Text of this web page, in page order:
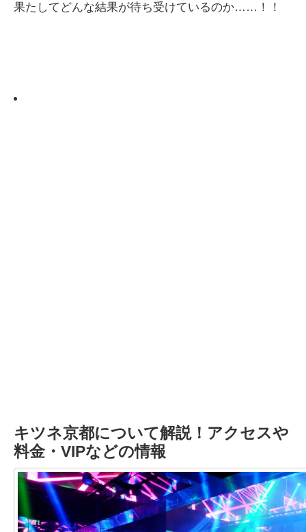
果たしてどんな結果が待ち受けているのか……！！
キツネ京都について解説！アクセスや
料金・VIPなどの情報